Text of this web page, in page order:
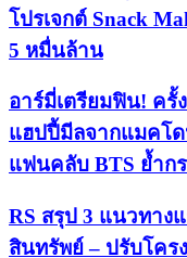
โปรเจกต์ Snack
5 หมื่นล้าน
อาร์มี่เตรียมฟิน! ครั้
แฮปปี้มีลจากแมคโด
แฟนคลับ BTS ย้ำก
RS สรุป 3 แนวทา
สินทรัพย์ – ปรับโคร